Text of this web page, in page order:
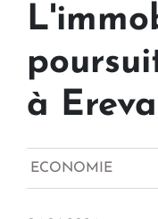
à
ECONOMIE